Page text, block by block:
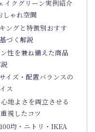
イクグリーン実例紹介
しゃれ空間
ングと特徴別おすす
づく解説
性を兼ね備えた商品
イズ・配置バランスの
ス
地よさを両立させる
視したコツ
均・ニトリ・IKEA